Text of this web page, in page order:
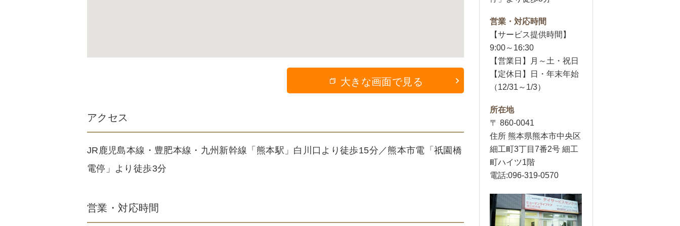
大きな画面で見る
アクセス
JR鹿児島本線・豊肥本線・九州新幹線「熊本駅」白川口より徒歩15分／熊本市電「祇園橋
電停」より徒歩3分
営業・対応時間
営業・対応時間
【サービス提供時間】
9:00～16:30
【営業日】月～土・祝日
【定休日】日・年末年始
（12/31～1/3）
所在地
〒 860-0041
住所 熊本県熊本市中央区
細工町3丁目7番2号 細工
町ハイツ1階
電話:096-319-0570